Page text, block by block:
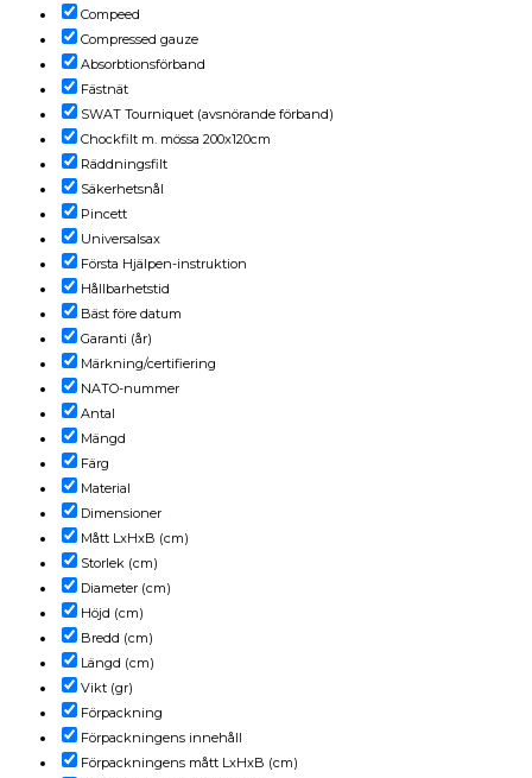
Compeed
Compressed gauze
Absorbtionsförband
Fästnät
SWAT Tourniquet (avsnörande förband)
Chockfilt m. mössa 200x120cm
Räddningsfilt
Säkerhetsnål
Pincett
Universalsax
Första Hjälpen-instruktion
Hållbarhetstid
Bäst före datum
Garanti (år)
Märkning/certifiering
NATO-nummer
Antal
Mängd
Färg
Material
Dimensioner
Mått LxHxB (cm)
Storlek (cm)
Diameter (cm)
Höjd (cm)
Bredd (cm)
Längd (cm)
Vikt (gr)
Förpackning
Förpackningens innehåll
Förpackningens mått LxHxB (cm)